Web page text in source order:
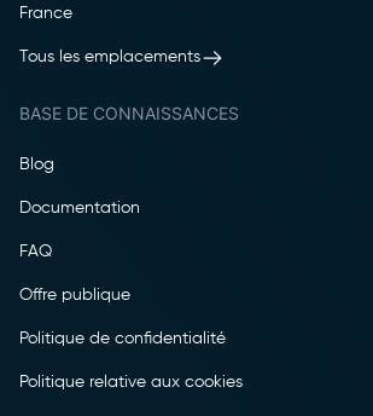
France
Tous les emplacements
BASE DE CONNAISSANCES
Blog
Documentation
FAQ
Offre publique
Politique de confidentialité
Politique relative aux cookies